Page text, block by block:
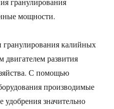
мощности.
калийных
двигателем развития
С помощью
производимые
значительно